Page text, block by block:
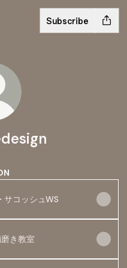
Subscribe
サコッシュWS
き教室